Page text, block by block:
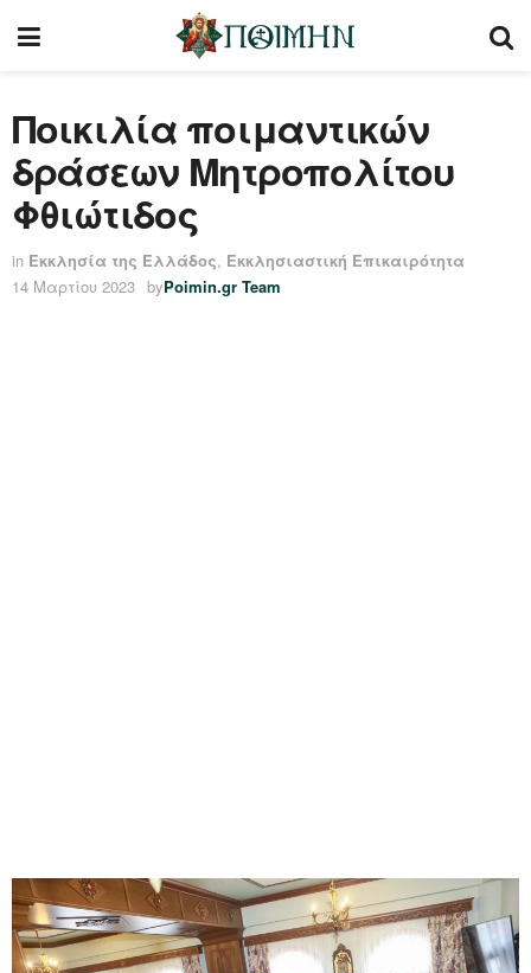
Ποικιλία ποιμαντικών
δράσεων Μητροπολίτου
Φθιώτιδος
in Εκκλησία της Ελλάδος, Εκκλησιαστική Επικαιρότητα
14 Μαρτίου 2023 byPoimin.gr Team